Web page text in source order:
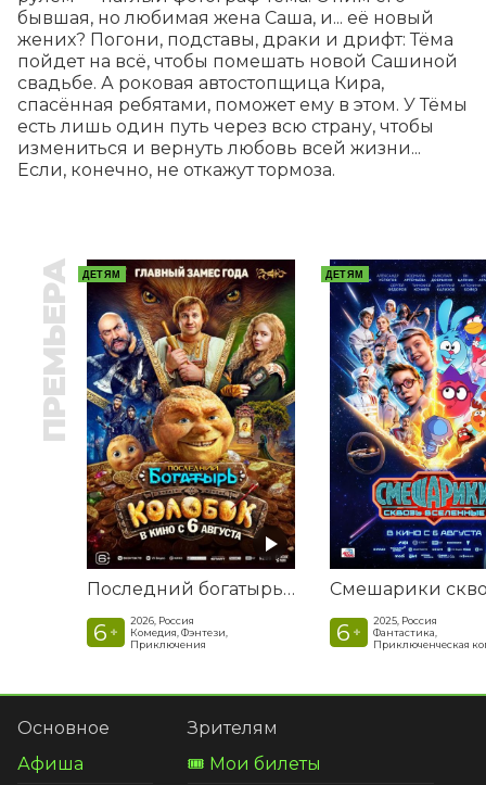
бывшая, но любимая жена Саша, и... её новый
жених? Погони, подставы, драки и дрифт: Тёма
пойдет на всё, чтобы помешать новой Сашиной
свадьбе. А роковая автостопщица Кира,
спасённая ребятами, поможет ему в этом. У Тёмы
есть лишь один путь через всю страну, чтобы
измениться и вернуть любовь всей жизни...
Если, конечно, не откажут тормоза.
ПРЕМЬЕРА ДЕТЯМ
Последний богатырь. Колобок
6 +
2026, Россия
Комедия, Фэнтези,
Приключения
ДЕТЯМ
6 +
2025, Россия
Фантастика,
Приключенческая
Основное
Афиша
Зрителям
🎟️ Мои билеты